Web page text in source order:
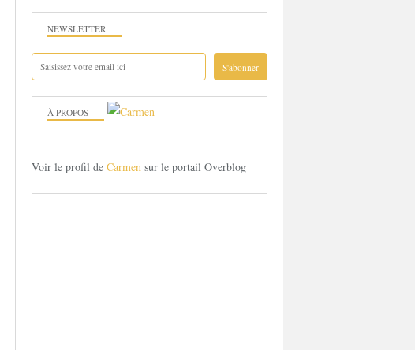
NEWSLETTER
À PROPOS
Voir le profil de Carmen sur le portail Overblog